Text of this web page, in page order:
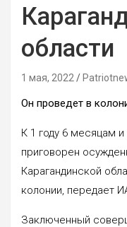
области
1 мая, 2022
Он проведет в
К 1 году 6 месяцам
приговорен
Карагандинской
колонии, передает
Заключенный